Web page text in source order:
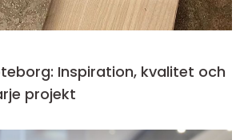
Inspiration, kvalitet och
projekt